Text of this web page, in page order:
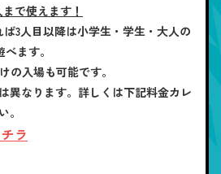
で使えます！
3人目以降は小学生・学生・大人の
ます。
の入場も可能です。
異なります。詳しくは下記料金カレ
。
ラ